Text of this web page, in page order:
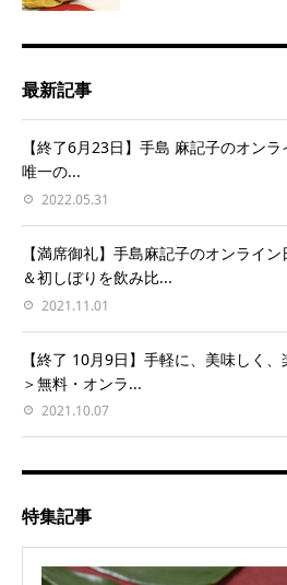
最新記事
【終了6月23日】手島 麻記子のオン
唯一の...
2022.05.31
【満席御礼】手島麻記子のオンライ
＆初しぼりを飲み比...
2021.11.01
【終了 10月9日】手軽に、美味しく
＞無料・オンラ...
2021.10.07
特集記事